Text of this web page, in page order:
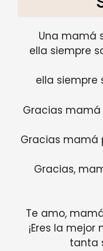
Una mamá
ella siempre
ella siempre
Gracias
Gracias mamá
Gracias,
Te amo,
¡Eres la
tanta